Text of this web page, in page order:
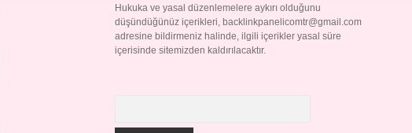
Hukuka ve yasal düzenlemelere aykırı olduğunu
düşündüğünüz içerikleri, backlinkpanelicomtr@gmail.com
adresine bildirmeniz halinde, ilgili içerikler yasal süre
içerisinde sitemizden kaldırılacaktır.